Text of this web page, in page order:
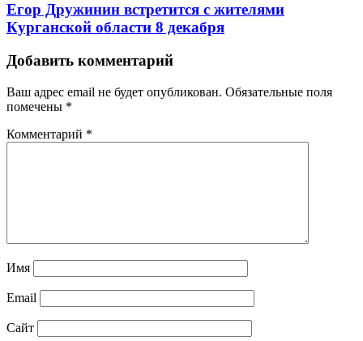
Егор Дружинин встретится с жителями
Курганской области 8 декабря
Добавить комментарий
Ваш адрес email не будет опубликован. Обязательные поля
помечены *
Комментарий *
Имя
Email
Сайт